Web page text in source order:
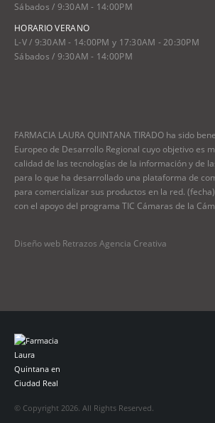
Sábados / 9:30AM - 14:00PM
HORARIO VERANO
L-V / 9:30AM - 14:00PM y 17:30AM - 20:30PM
Sábados / 9:30AM - 14:00PM
FARMACIA LAURA QUINTANA TIRADO ha sido
Europeo de Desarrollo Regional cuyo objetivo es
calidad de las tecnologías de la información y de
para lo que ha desarrollado una plataforma de
para comercializar sus productos en la red.
con el apoyo del programa TIC Cámaras de la
Diseño web Retrazos Agencia Creativa
© Copyright 2026. All Rights Reserved.